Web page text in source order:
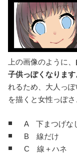
上の画像のように、
子供っぽくなります
れるため、大人っ
を描くと女性っぽ
A 下まつげな
B 線だけ
C 線＋ハネ